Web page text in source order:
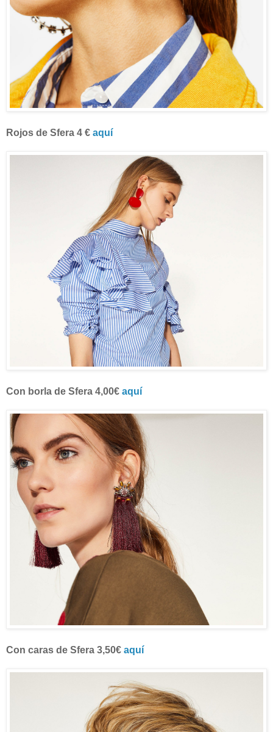
Rojos de Sfera 4 € aquí
Con borla de Sfera 4,00€ aquí
Con caras de Sfera 3,50€ aquí